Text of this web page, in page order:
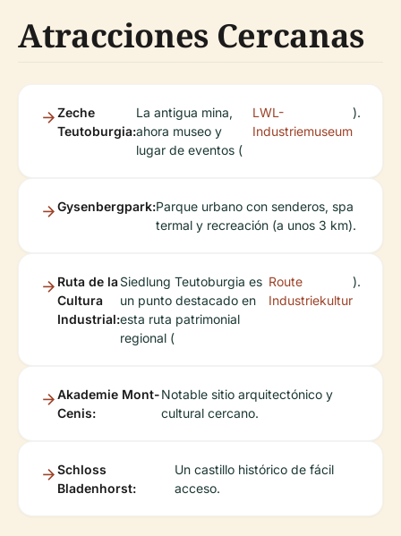
Atracciones Cercanas
Zeche
Teutoburgia:
La antigua mina,
ahora museo y
lugar de eventos (
LWL-
Industriemuseum
).
Gysenbergpark:Parque urbano con senderos, spa
termal y recreación (a unos 3 km).
Ruta de la
Cultura
Industrial:
Siedlung Teutoburgia es
un punto destacado en
esta ruta patrimonial
regional (
Route
Industriekultur
).
Akademie Mont-
Cenis:
Notable sitio arquitectónico y
cultural cercano.
Schloss
Bladenhorst:
Un castillo histórico de fácil
acceso.